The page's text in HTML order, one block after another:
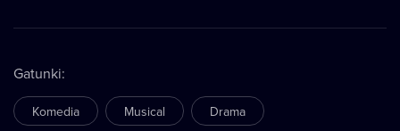
Gatunki:
Komedia Musical Drama